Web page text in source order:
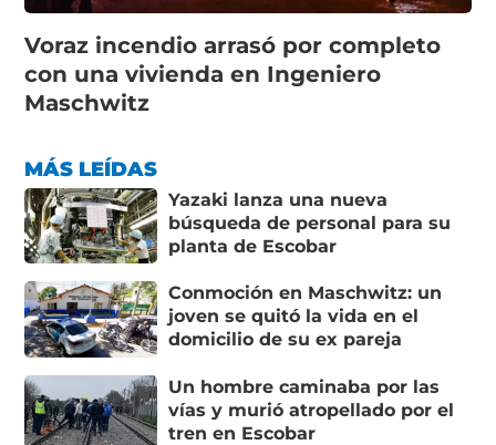
Voraz incendio arrasó por completo
con una vivienda en Ingeniero
Maschwitz
MÁS LEÍDAS
Yazaki lanza una nueva
búsqueda de personal para su
planta de Escobar
Conmoción en Maschwitz: un
joven se quitó la vida en el
domicilio de su ex pareja
Un hombre caminaba por las
vías y murió atropellado por el
tren en Escobar